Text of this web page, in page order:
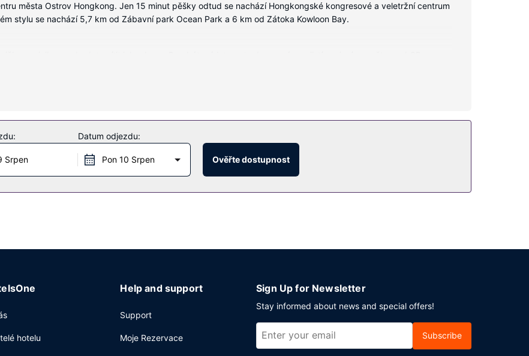
města Ostrov Hongkong. Jen 15 minut pěšky odtud se nachází Hongkongské kongresové a veletržní centrum
stylu se nachází 5,7 km od Zábavní park Ocean Park a 6 km od Zátoka Kowloon Bay.
K vybavení koupelen patří značkové toaletní potřeby a vysoušeč vlasů. Další užitečné vybavení a služby:
a možnost nákupu (v rámci hotelu).
tohoto hotelu. Dostanete-li hlad, můžete také využít 24hodinovou pokojovou službu. Hotel podává denně od
Srpen
Datum odjezdu:
Pon 10 Srpen Ověřte dostupnost
hotelu
Help and support
Support
Moje Rezervace
Sign Up for Newsletter
Stay informed about news and special offers!
Subscribe